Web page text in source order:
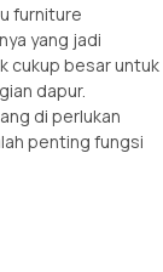
furniture
yang jadi
cukup besar untuk
dapur.
di perlukan
penting fungsi